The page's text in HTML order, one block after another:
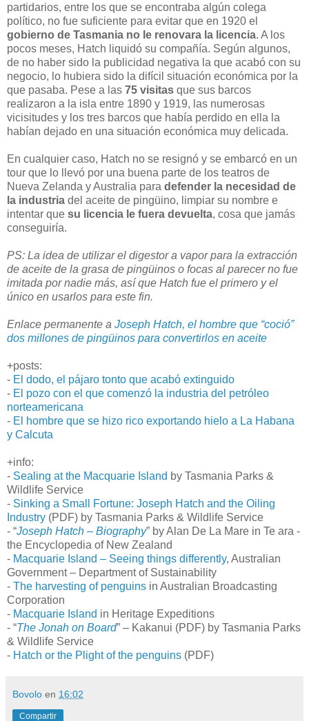
partidarios, entre los que se encontraba algún colega
político, no fue suficiente para evitar que en 1920 el
gobierno de Tasmania no le renovara la licencia. A los
pocos meses, Hatch liquidó su compañía. Según algunos,
de no haber sido la publicidad negativa la que acabó con su
negocio, lo hubiera sido la difícil situación económica por la
que pasaba. Pese a las 75 visitas que sus barcos
realizaron a la isla entre 1890 y 1919, las numerosas
vicisitudes y los tres barcos que había perdido en ella la
habían dejado en una situación económica muy delicada.
En cualquier caso, Hatch no se resignó y se embarcó en un
tour que lo llevó por una buena parte de los teatros de
Nueva Zelanda y Australia para defender la necesidad de
la industria del aceite de pingüino, limpiar su nombre e
intentar que su licencia le fuera devuelta, cosa que jamás
conseguiría.
PS: La idea de utilizar el digestor a vapor para la extracción
de aceite de la grasa de pingüinos o focas al parecer no fue
imitada por nadie más, así que Hatch fue el primero y el
único en usarlos para este fin.
Enlace permanente a Joseph Hatch, el hombre que “coció”
dos millones de pingüinos para convertirlos en aceite
+posts:
- El dodo, el pájaro tonto que acabó extinguido
- El pozo con el que comenzó la industria del petróleo
norteamericana
- El hombre que se hizo rico exportando hielo a La Habana
y Calcuta
+info:
- Sealing at the Macquarie Island by Tasmania Parks &
Wildlife Service
- Sinking a Small Fortune: Joseph Hatch and the Oiling
Industry (PDF) by Tasmania Parks & Wildlife Service
- “Joseph Hatch – Biography” by Alan De La Mare in Te ara -
the Encyclopedia of New Zealand
- Macquarie Island – Seeing things differently, Australian
Government – Department of Sustainability
- The harvesting of penguins in Australian Broadcasting
Corporation
- Macquarie Island in Heritage Expeditions
- “The Jonah on Board” – Kakanui (PDF) by Tasmania Parks
& Wildlife Service
- Hatch or the Plight of the penguins (PDF)
Bovolo en 16:02
Compartir